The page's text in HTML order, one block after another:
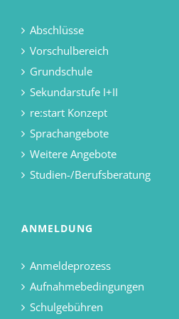
Abschlüsse
Vorschulbereich
Grundschule
Sekundarstufe I+II
re:start Konzept
Sprachangebote
Weitere Angebote
Studien-/Berufsberatung
ANMELDUNG
Anmeldeprozess
Aufnahmebedingungen
Schulgebühren